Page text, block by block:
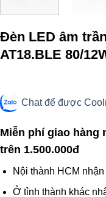
Đèn LED âm
AT18.BLE 80/
Chat để được
Miễn phí giao hàng
trên 1.500.000đ
Nội thành HCM
Ở tỉnh thành khác